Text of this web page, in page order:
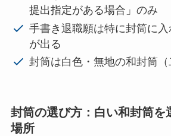
提出指定がある場合」のみ
手書き退職願は特に封筒に
が出る
封筒は白色・無地の和封筒
封筒の選び方：白い和封筒を
場所